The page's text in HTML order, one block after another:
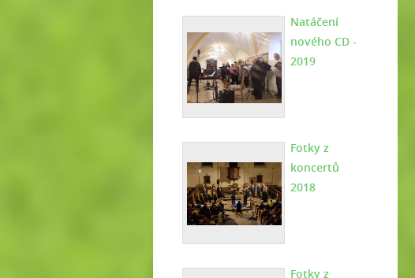
Natáčení
nového CD -
2019
Fotky z
koncertů
2018
Fotky z